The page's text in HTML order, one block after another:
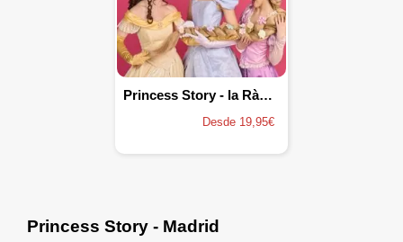
Princess Story - la Ràpita
Desde 19,95€
Princess Story - Madrid